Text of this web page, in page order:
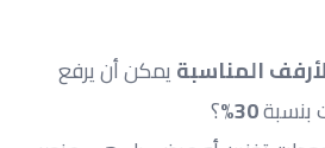
المناسبة
بنسبة 30% ؟